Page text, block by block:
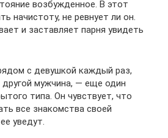
возбужденное. В этот
начистоту, не ревнует ли он.
и заставляет парня увидеть
с девушкой каждый раз,
другой мужчина, — еще один
типа. Он чувствует, что
все знакомства своей
уведут.